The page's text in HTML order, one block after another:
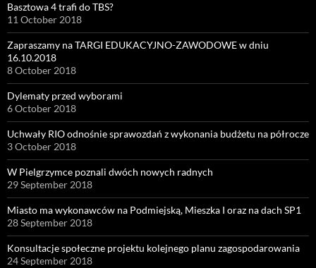
Basztowa 4 trafi do TBS?
11 October 2018
Zapraszamy na TARGI EDUKACYJNO-ZAWODOWE w dniu
16.10.2018
8 October 2018
Dylematy przed wyborami
6 October 2018
Uchwały RIO odnośnie sprawozdań z wykonania budżetu na półrocze
3 October 2018
W Pielgrzymce poznali dwóch nowych radnych
29 September 2018
Miasto ma wykonawców na Podmiejską, Mieszka I oraz na dach SP1
28 September 2018
Konsultacje społeczne projektu kolejnego planu zagospodarowania
24 September 2018